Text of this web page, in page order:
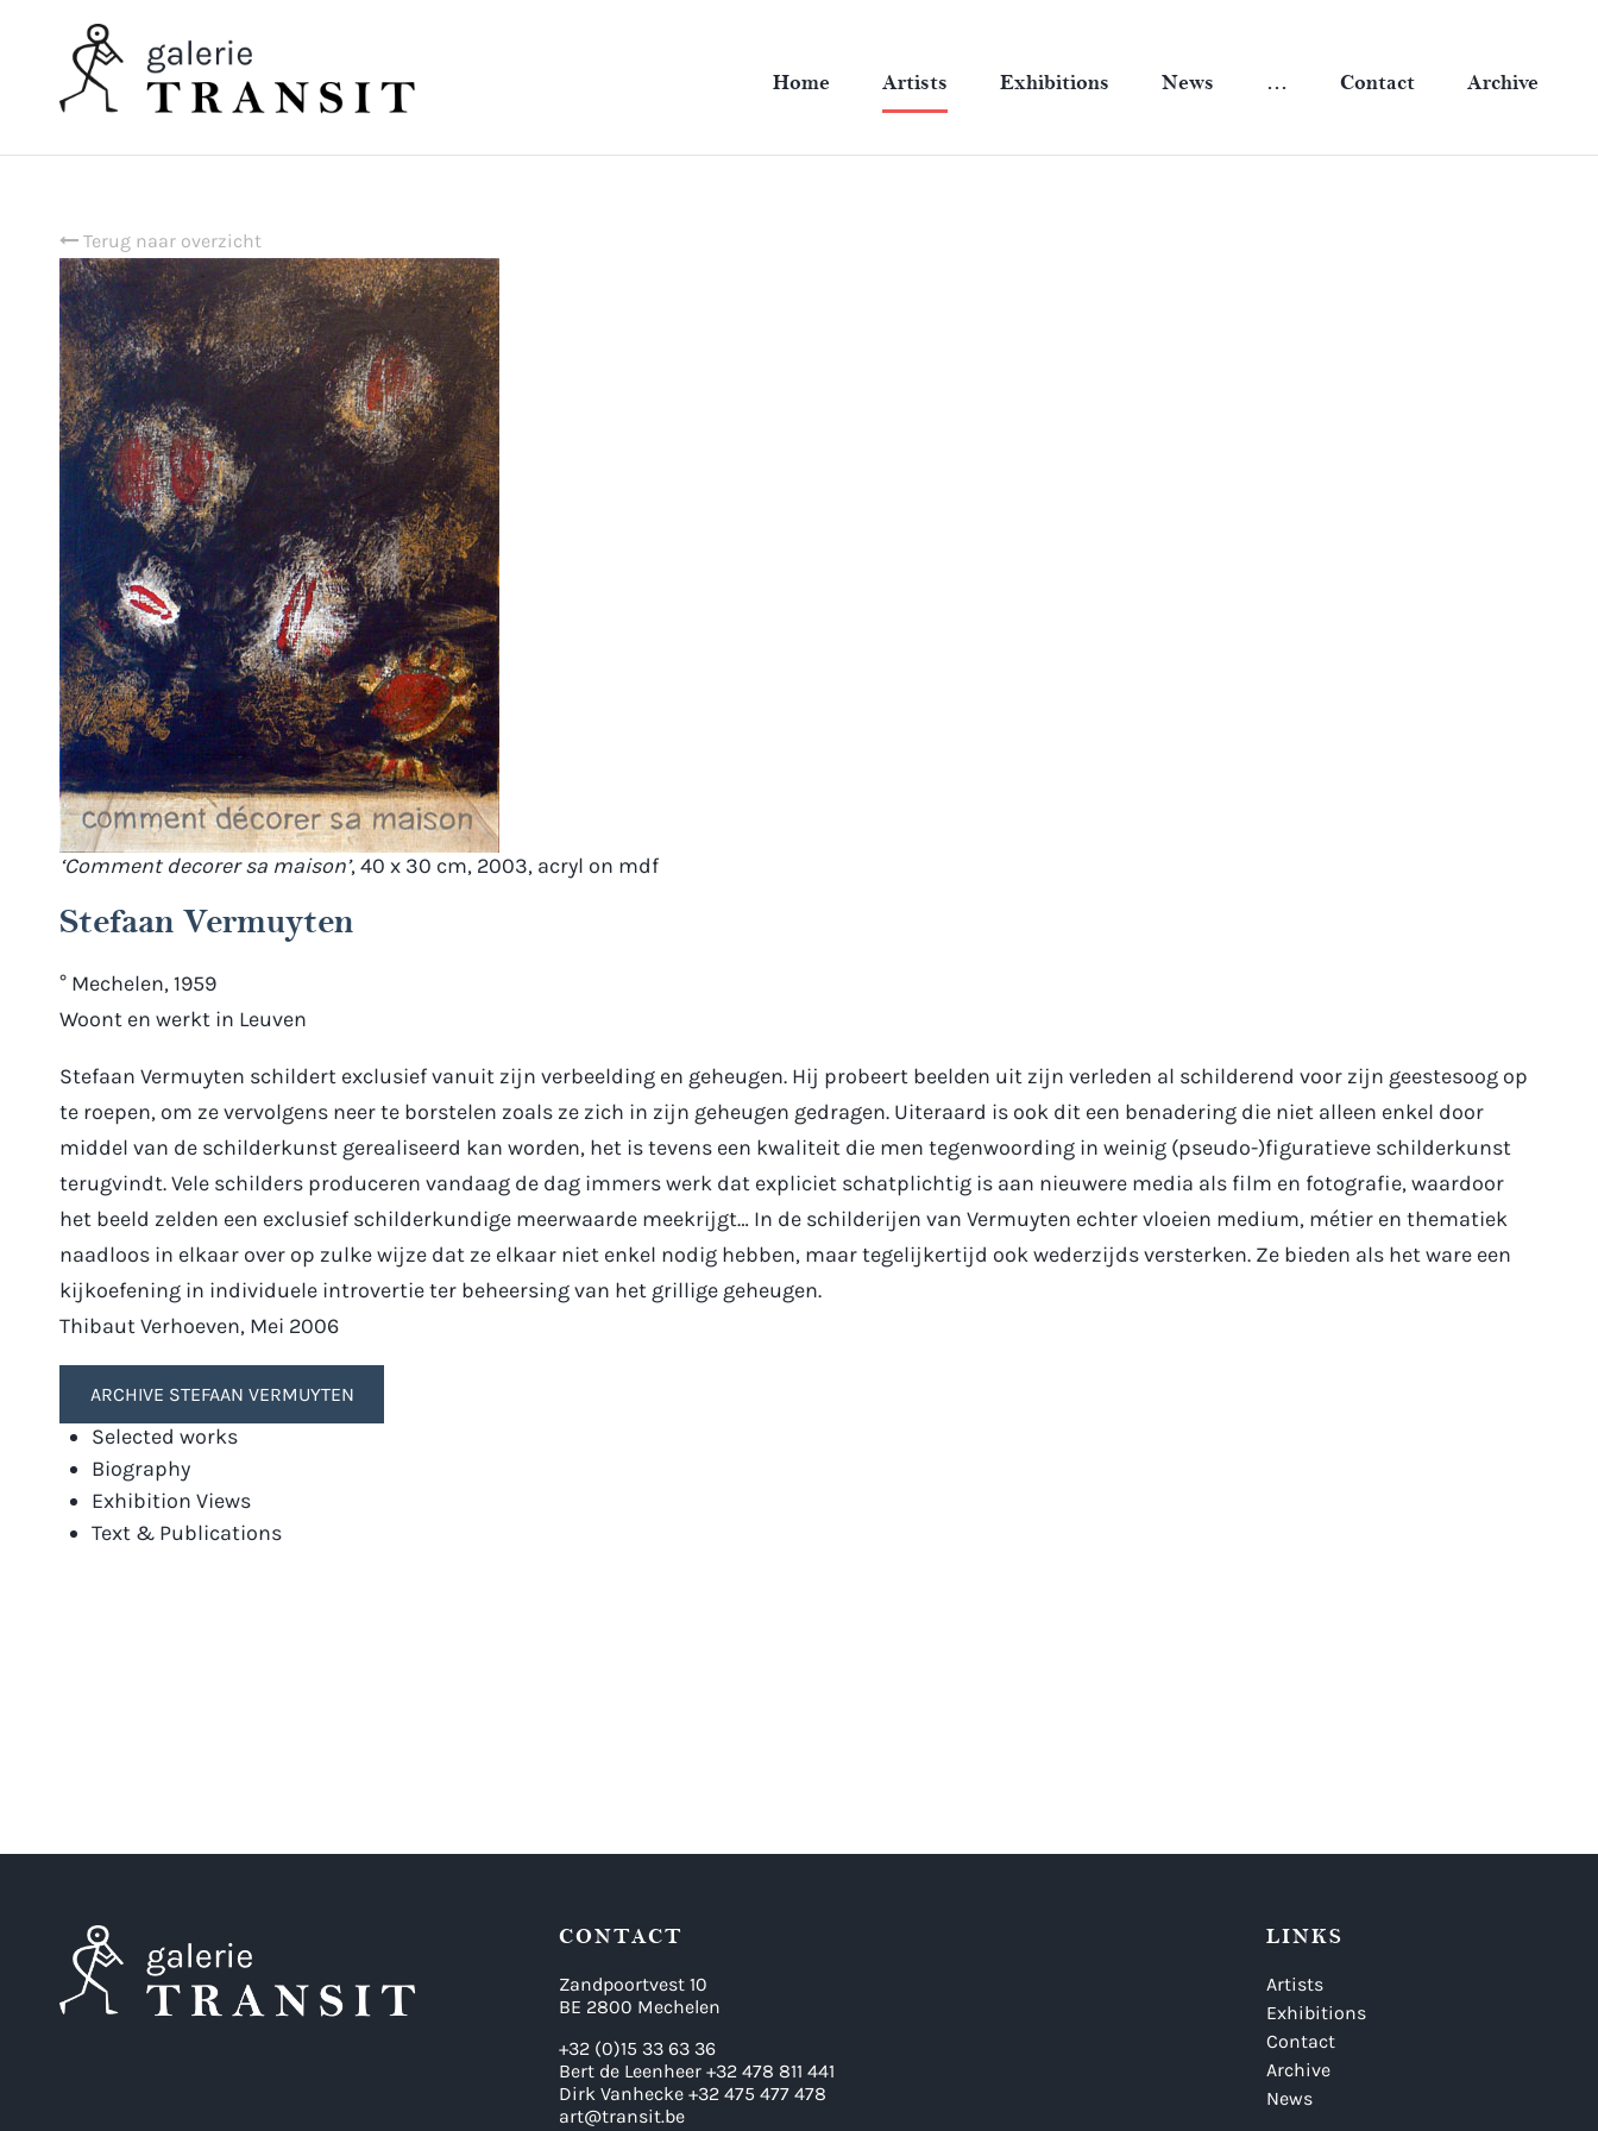
Home Artists Exhibitions News … Contact Archive
Terug naar overzicht
‘Comment decorer sa maison’, 40 x 30 cm, 2003, acryl on mdf
Stefaan Vermuyten
° Mechelen, 1959
Woont en werkt in Leuven
Stefaan Vermuyten schildert exclusief vanuit zijn verbeelding en geheugen. Hij probeert beelden uit zijn verleden al schilderend voor zijn geestesoog op
te roepen, om ze vervolgens neer te borstelen zoals ze zich in zijn geheugen gedragen. Uiteraard is ook dit een benadering die niet alleen enkel door
middel van de schilderkunst gerealiseerd kan worden, het is tevens een kwaliteit die men tegenwoording in weinig (pseudo-)figuratieve schilderkunst
terugvindt. Vele schilders produceren vandaag de dag immers werk dat expliciet schatplichtig is aan nieuwere media als film en fotografie, waardoor
het beeld zelden een exclusief schilderkundige meerwaarde meekrijgt… In de schilderijen van Vermuyten echter vloeien medium, métier en thematiek
naadloos in elkaar over op zulke wijze dat ze elkaar niet enkel nodig hebben, maar tegelijkertijd ook wederzijds versterken. Ze bieden als het ware een
kijkoefening in individuele introvertie ter beheersing van het grillige geheugen.
Thibaut Verhoeven, Mei 2006
ARCHIVE STEFAAN VERMUYTEN
Selected works
Biography
Exhibition Views
Text & Publications
CONTACT
Zandpoortvest 10
BE 2800 Mechelen
+32 (0)15 33 63 36
Bert de Leenheer +32 478 811 441
Dirk Vanhecke +32 475 477 478
art@transit.be
LINKS
Artists
Exhibitions
Contact
Archive
News